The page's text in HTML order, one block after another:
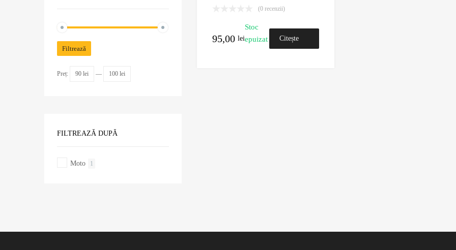
(0 recenzii)
95,00 lei
Stoc
epuizat
Citește
Filtrează
Preț: 90 lei — 100 lei
FILTREAZĂ DUPĂ
Moto 1